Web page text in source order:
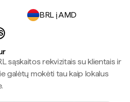
BRL į AMD
sąskaitos rekvizitais su klientais ir
galėtų mokėti tau kaip lokalus